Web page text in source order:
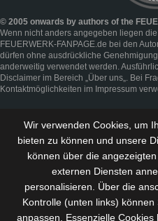
© 2005 onwards by authors of the
Wenn nicht anders angegeben liegen
FEUERWERK-FANPAGE.de bei den
dürfen ohne ausdrückliche
anderweitig verwendet werden.
Disclaimer im Bereich „Über uns„. Bei
Kontaktmöglichkeiten im Impressum
Wir verwenden Cookies, um
bieten zu können und unsere
können über die
externen Diensten
personalisieren. Über die
Kontrolle (unten links)
anpassen. Essenzielle